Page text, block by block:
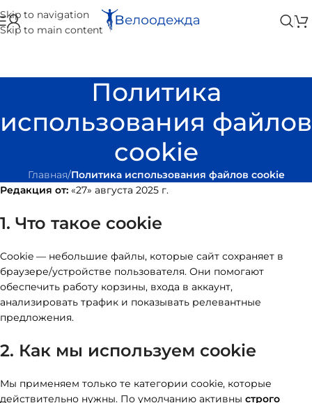
Skip to navigation
Skip to main content
Политика
использования файлов
cookie
Главная/Политика использования файлов cookie
Редакция от: «27» августа 2025 г.
1. Что такое cookie
Cookie — небольшие файлы, которые сайт сохраняет в
браузере/устройстве пользователя. Они помогают
обеспечить работу корзины, входа в аккаунт,
анализировать трафик и показывать релевантные
предложения.
2. Как мы используем cookie
Мы применяем только те категории cookie, которые
действительно нужны. По умолчанию активны строго